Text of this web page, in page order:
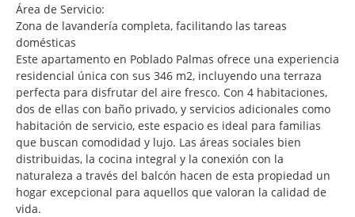
Área de Servicio:
Zona de lavandería completa, facilitando las tareas
domésticas
Este apartamento en Poblado Palmas ofrece una experiencia
residencial única con sus 346 m2, incluyendo una terraza
perfecta para disfrutar del aire fresco. Con 4 habitaciones,
dos de ellas con baño privado, y servicios adicionales como
habitación de servicio, este espacio es ideal para familias
que buscan comodidad y lujo. Las áreas sociales bien
distribuidas, la cocina integral y la conexión con la
naturaleza a través del balcón hacen de esta propiedad un
hogar excepcional para aquellos que valoran la calidad de
vida.